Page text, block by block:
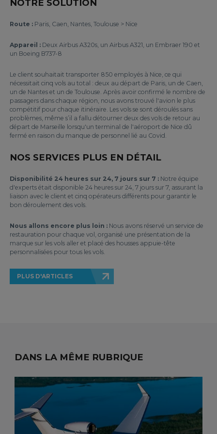
NOTRE SOLUTION
Route : Paris, Caen, Nantes, Toulouse > Nice
Appareil : Deux Airbus A320s, un Airbus A321, un Embraer 190 et
un Boeing B737-8
Le client souhaitait transporter 850 employés à Nice, ce qui
nécessitait cinq vols au total : deux au départ de Paris, un de Caen,
un de Nantes et un de Toulouse. Après avoir confirmé le nombre de
passagers dans chaque région, nous avons trouvé l'avion le plus
compétitif pour chaque itinéraire. Les vols se sont déroulés sans
problèmes, même s’il a fallu détourner deux des vols de retour au
départ de Marseille lorsqu'un terminal de l'aéroport de Nice dû
fermé en raison du manque de personnel lié au Covid.
NOS SERVICES PLUS EN DÉTAIL
Disponibilité 24 heures sur 24, 7 jours sur 7 : Notre équipe
d'experts était disponible 24 heures sur 24, 7 jours sur 7, assurant la
liaison avec le client et cinq opérateurs différents pour garantir le
bon déroulement des vols.
Nous allons encore plus loin : Nous avons réservé un service de
restauration pour chaque vol, organisé une présentation de la
marque sur les vols aller et placé des housses appuie-tête
personnalisées pour tous les vols.
PLUS D'ARTICLES
DANS LA MÊME RUBRIQUE